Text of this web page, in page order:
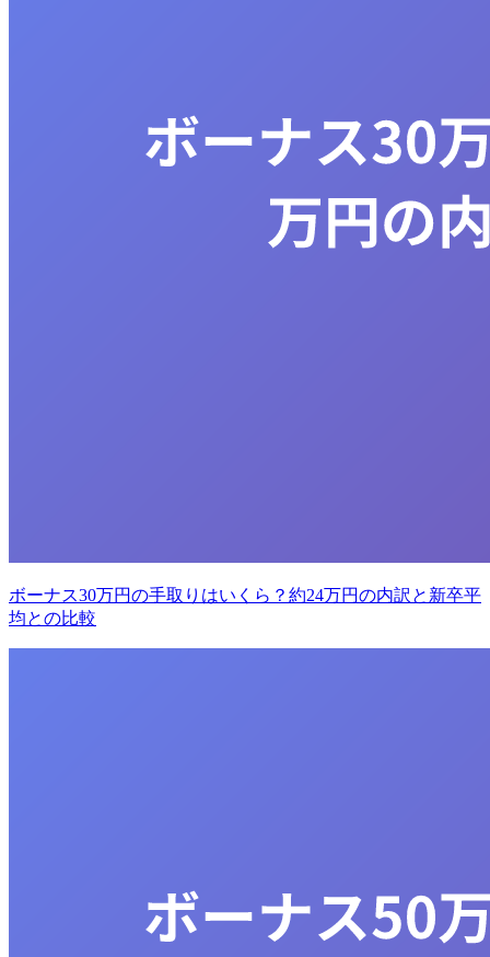
ボーナス30万円の手取りはいくら？約24万円の内訳と新卒平
均との比較